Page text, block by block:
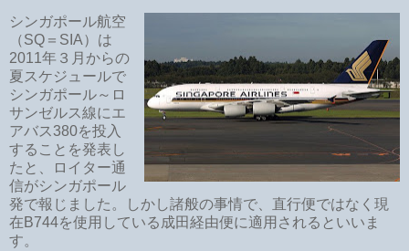
シンガポール航空
（SQ＝SIA）は
2011年３月からの
夏スケジュールで
シンガポール～ロ
サンゼルス線にエ
アバス380を投入
することを発表し
たと、ロイター通
信がシンガポール
発で報じました。しかし諸般の事情で、直行便ではなく現
在B744を使用している成田経由便に適用されるといいま
す。